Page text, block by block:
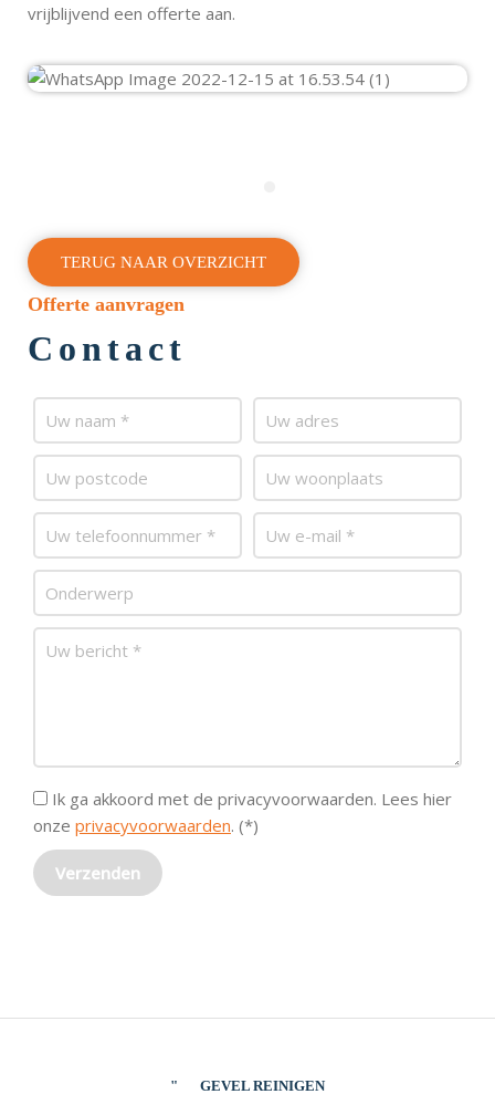
vrijblijvend een offerte aan.
TERUG NAAR OVERZICHT
Offerte aanvragen
Contact
Ik ga akkoord met de privacyvoorwaarden. Lees hier
onze privacyvoorwaarden. (*)
GEVEL REINIGEN